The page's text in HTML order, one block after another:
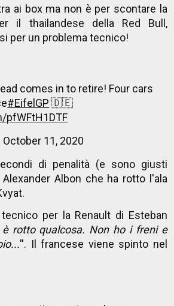
ai box ma non è per scontare la
il thailandese della Red Bull,
per un problema tecnico!
comes in to retire! Four cars
#EifelGP 🇩🇪
pfWFtH1DTF
October 11, 2020
di penalità (e sono giusti
Albon che ha rotto l'ala
per la Renault di Esteban
rotto qualcosa. Non ho i freni e
''. Il francese viene spinto nel